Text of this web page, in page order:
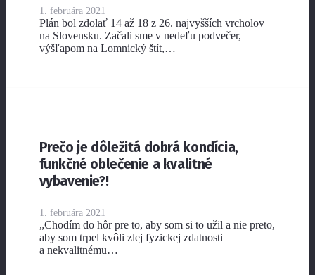
1. februára 2021
Plán bol zdolať 14 až 18 z 26. najvyšších vrcholov
na Slovensku. Začali sme v nedeľu podvečer,
výšľapom na Lomnický štít,…
Prečo je dôležitá dobrá kondícia,
funkčné oblečenie a kvalitné
vybavenie?!
1. februára 2021
„Chodím do hôr pre to, aby som si to užil a nie preto,
aby som trpel kvôli zlej fyzickej zdatnosti
a nekvalitnému…